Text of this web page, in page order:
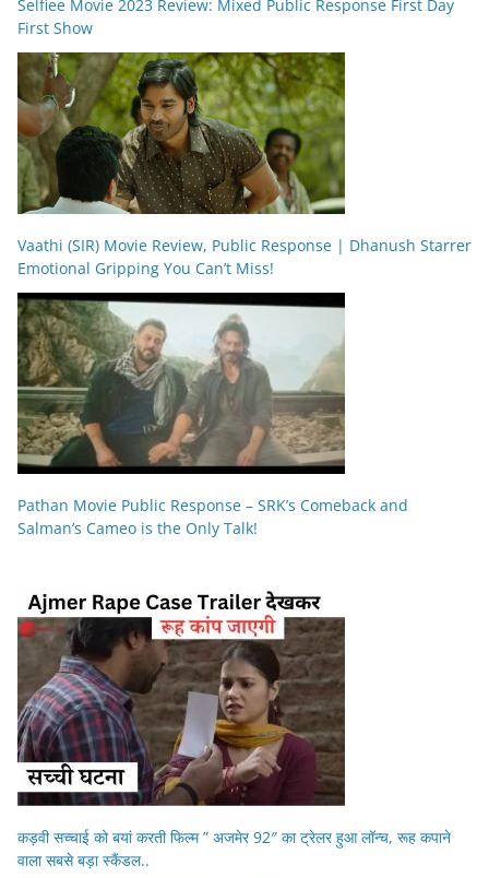
Selfiee Movie 2023 Review: Mixed Public Response First Day
First Show
Vaathi (SIR) Movie Review, Public Response | Dhanush Starrer
Emotional Gripping You Can’t Miss!
Pathan Movie Public Response – SRK’s Comeback and
Salman’s Cameo is the Only Talk!
कड़वी सच्चाई को बयां करती फिल्म ” अजमेर 92″ का ट्रेलर हुआ लॉन्च, रूह कपाने
वाला सबसे बड़ा स्कैंडल..